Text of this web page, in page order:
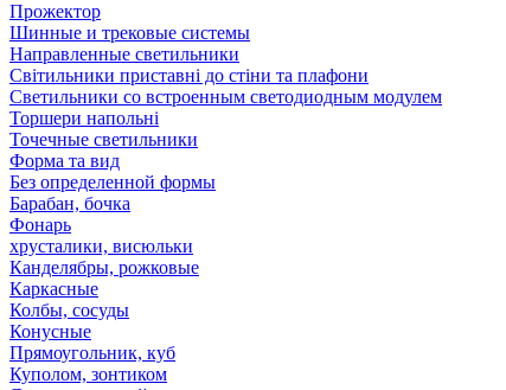
Прожектор
Шинные и трековые системы
Направленные светильники
Світильники приставні до стіни та плафони
Светильники со встроенным светодиодным модулем
Торшери напольні
Точечные светильники
Форма та вид
Без определенной формы
Барабан, бочка
Фонарь
хрусталики, висюльки
Канделябры, рожковые
Каркасные
Колбы, сосуды
Конусные
Прямоугольник, куб
Куполом, зонтиком